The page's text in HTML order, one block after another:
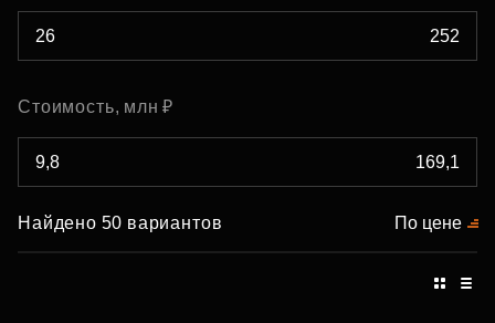
Стоимость, млн ₽
Найдено 50 вариантов По цене